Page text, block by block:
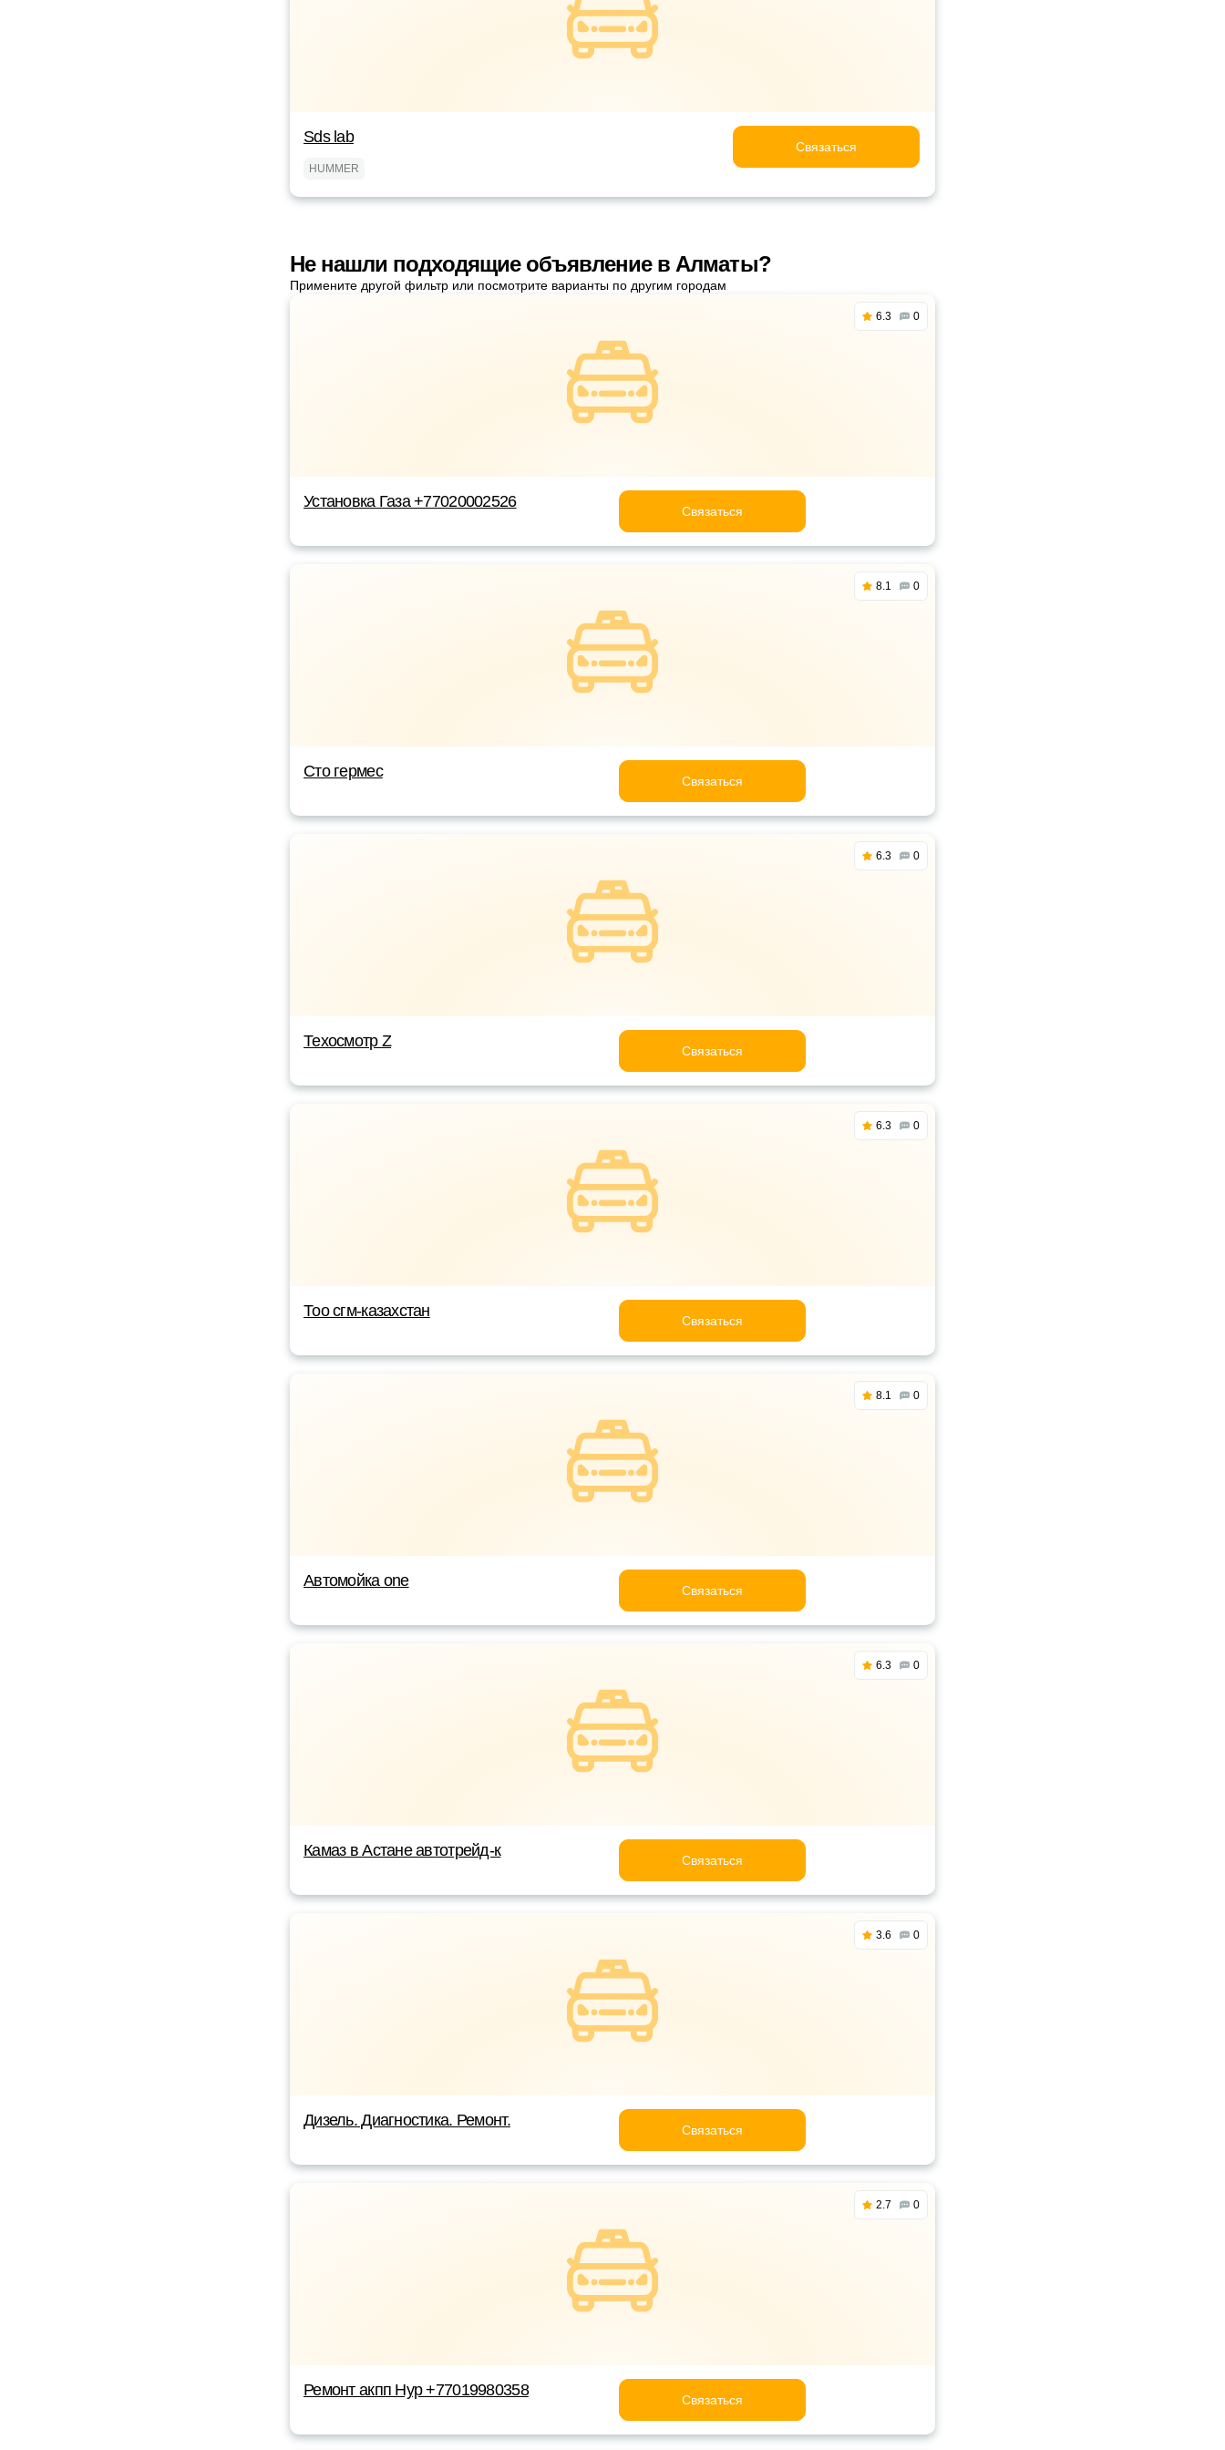
Sds lab
HUMMER
Связаться
Не нашли подходящие объявление в Алматы?
Примените другой фильтр или посмотрите варианты по другим городам
6.3 0
Установка Газа +77020002526
Связаться
8.1 0
Сто гермес
Связаться
6.3 0
Техосмотр Z
Связаться
6.3 0
Тоо сгм-казахстан
Связаться
8.1 0
Автомойка one
Связаться
6.3 0
Камаз в Астане автотрейд-к
Связаться
3.6 0
Дизель. Диагностика. Ремонт.
Связаться
2.7 0
Ремонт акпп Нур +77019980358
Связаться